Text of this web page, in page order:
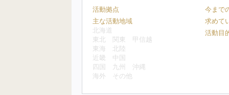
活動拠点
主な活動地域
北海道
東北
関東
甲信越
東海
北陸
近畿
中国
四国
九州
沖縄
海外
その他
今まで
求めて
活動目